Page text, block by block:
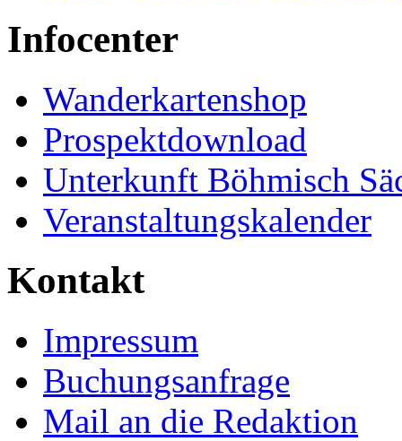
Infocenter
Wanderkartenshop
Prospektdownload
Unterkunft Böhmisch
Veranstaltungskalender
Kontakt
Impressum
Buchungsanfrage
Mail an die Redaktion